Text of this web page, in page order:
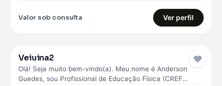
Valor sob consulta Ver perfil
Pro
Veiuina2
Olá! Seja muito bem-vindo(a). Meu nome é Anderson
Guedes, sou Profissional de Educação Física (CREF